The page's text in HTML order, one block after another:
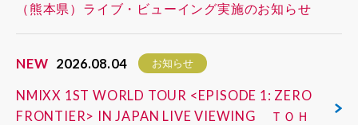
（熊本県）ライブ・ビューイング実施のお知らせ
NEW 2026.08.04 お知らせ
NMIXX 1ST WORLD TOUR <EPISODE 1: ZERO
FRONTIER> IN JAPAN LIVE VIEWING ＴＯＨ